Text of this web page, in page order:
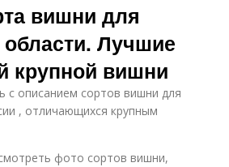
вишни для
области. Лучшие
крупной вишни
с описанием сортов вишни для
, отличающихся крупным
фото сортов вишни,